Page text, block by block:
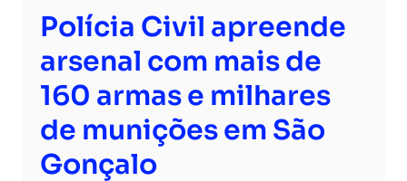
Polícia Civil apreende
arsenal com mais de
160 armas e milhares
de munições em São
Gonçalo